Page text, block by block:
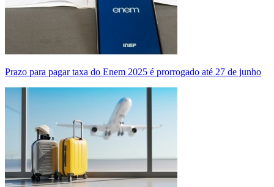
Prazo para pagar taxa do Enem 2025 é prorrogado até 27 de junho